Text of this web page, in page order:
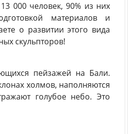
000 человек, 90% из них
материалов и
о развитии этого вида
скульпторов!
пейзажей на Бали.
холмов, наполняются
голубое небо. Это